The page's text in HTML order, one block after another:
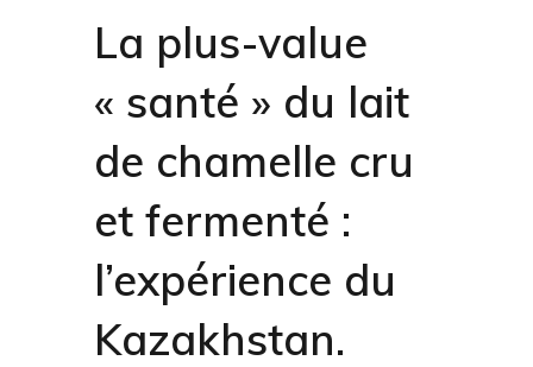
La plus-value
« santé » du lait
de chamelle cru
et fermenté :
l’expérience du
Kazakhstan.